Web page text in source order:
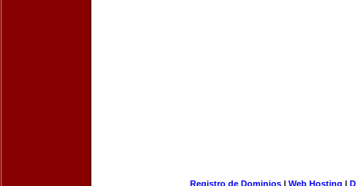
Registro de Dominios| Web Hosting |